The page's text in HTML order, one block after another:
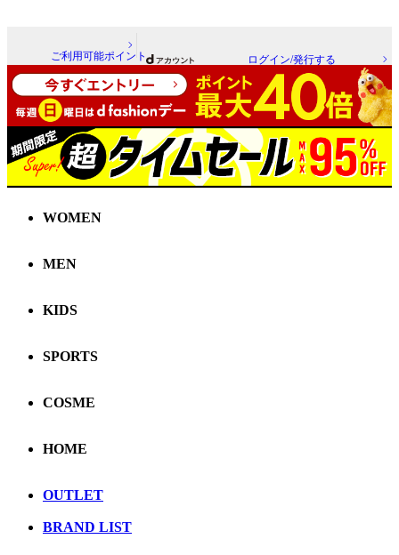
ご利用可能ポイント ログイン/発行する
WOMEN
MEN
KIDS
SPORTS
COSME
HOME
OUTLET
BRAND LIST